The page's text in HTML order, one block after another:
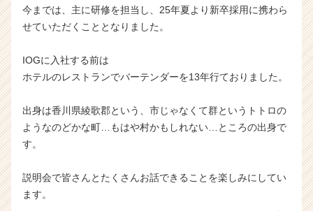
今までは、主に研修を担当し、25年夏より新卒採用に携わら
せていただくこととなりました。
IOGに入社する前は
ホテルのレストランでバーテンダーを13年行ておりました。
出身は香川県綾歌郡という、市じゃなくて群というトトロの
ようなのどかな町…もはや村かもしれない…ところの出身で
す。
説明会で皆さんとたくさんお話できることを楽しみにしてい
ます。